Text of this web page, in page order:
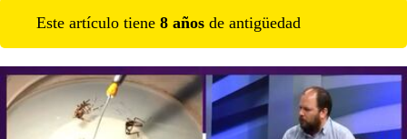
Este artículo tiene 8 años de antigüedad